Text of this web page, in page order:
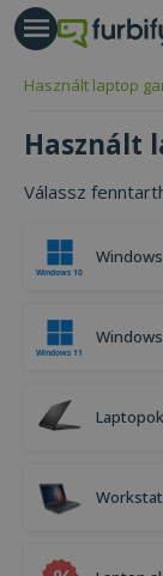
Használt laptop
Használt
Válassz
gomb